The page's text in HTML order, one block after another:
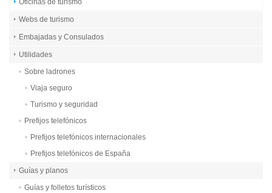
Oficinas de turismo
Webs de turismo
Embajadas y Consulados
Utilidades
Sobre ladrones
Viaja seguro
Turismo y seguridad
Prefijos telefónicos
Prefijos telefónicos internacionales
Prefijos telefónicos de España
Guías y planos
Guías y folletos turísticos